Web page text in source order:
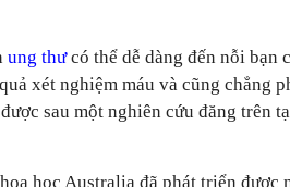
ung thưcó thể dễ dàng đến nỗi bạn
xét nghiệm máu và cũng chẳng
sau một nghiên cứu đăng trên
học Australia đã phát triển được